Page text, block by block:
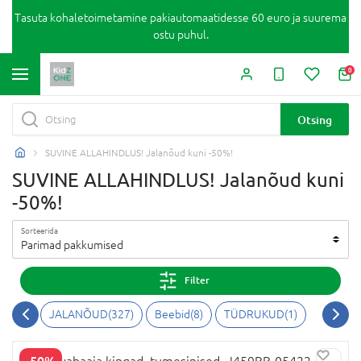
Tasuta kohaletoimetamine pakiautomaatidesse 60 euro ja suurema
ostu puhul.
0
Otsing
SUVINE ALLAHINDLUS! Jalanõud kuni -50%!
SUVINE ALLAHINDLUS! Jalanõud kuni
-50%!
Sorteerida
Parimad pakkumised
Filter
JALANÕUD(327) Beebid(8) TÜDRUKUD(1)